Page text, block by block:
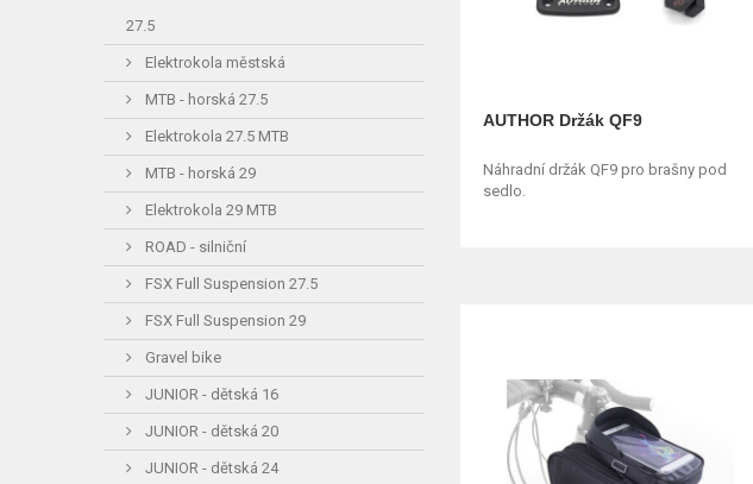
27.5
Elektrokola městská
MTB - horská 27.5
Elektrokola 27.5 MTB
MTB - horská 29
Elektrokola 29 MTB
ROAD - silniční
FSX Full Suspension 27.5
FSX Full Suspension 29
Gravel bike
JUNIOR - dětská 16
JUNIOR - dětská 20
JUNIOR - dětská 24
AUTHOR Držák QF9
Náhradní držák QF9 pro brašny pod
sedlo.